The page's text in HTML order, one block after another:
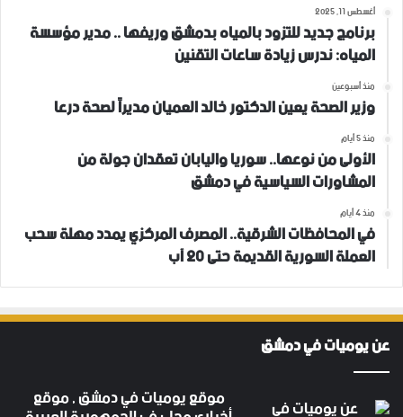
أغسطس 11, 2025
برنامج جديد للتزود بالمياه بدمشق وريفها .. مدير مؤسسة
المياه: ندرس زيادة ساعات التقنين
منذ أسبوعين
وزير الصحة يعين الدكتور خالد العميان مديراً لصحة درعا
منذ 5 أيام
الأولى من نوعها.. سوريا واليابان تعقدان جولة من
المشاورات السياسية في دمشق
منذ 4 أيام
في المحافظات الشرقية.. المصرف المركزي يمدد مهلة سحب
العملة السورية القديمة حتى 20 آب
عن يوميات في دمشق
موقع يوميات في دمشق , موقع